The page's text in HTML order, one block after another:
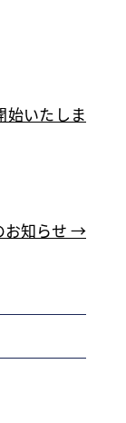
始いたしま
知らせ →